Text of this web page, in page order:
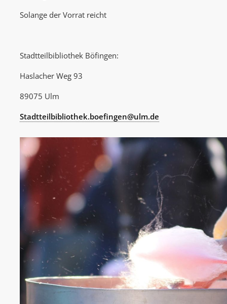
Solange der Vorrat reicht
Stadtteilbibliothek Böfingen:
Haslacher Weg 93
89075 Ulm
Stadtteilbibliothek.boefingen@ulm.de